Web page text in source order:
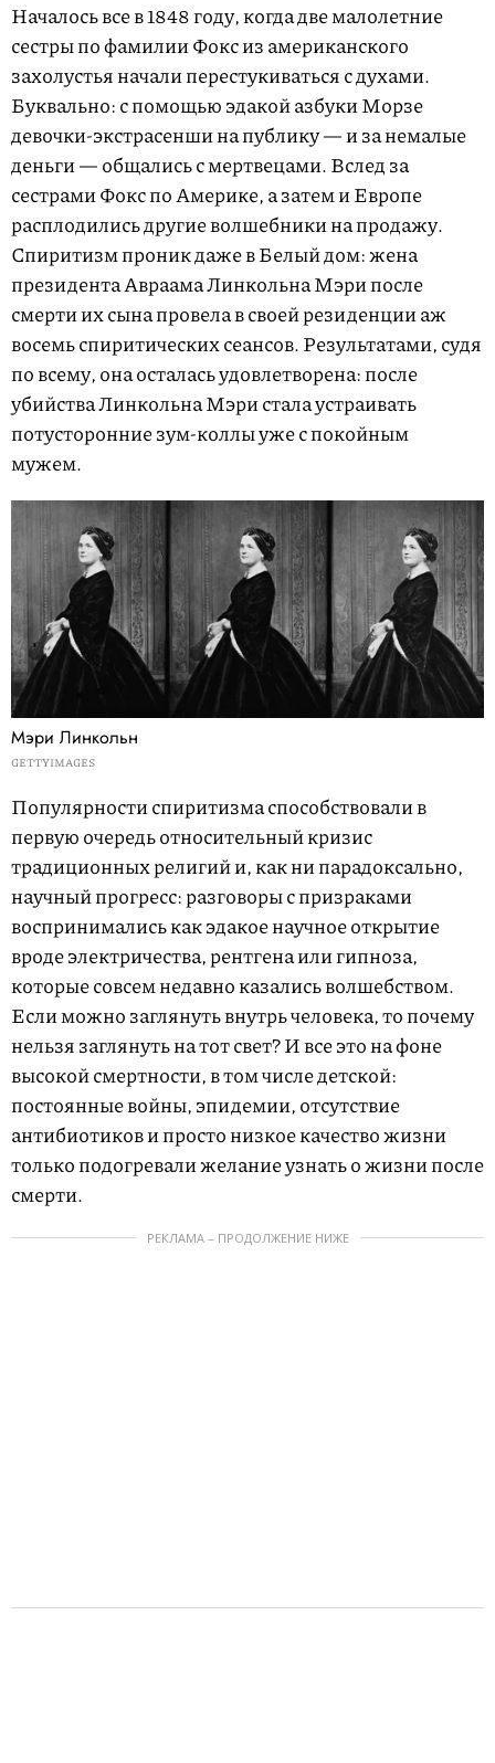
Началось все в 1848 году, когда две малолетние
сестры по фамилии Фокс из американского
захолустья начали перестукиваться с духами.
Буквально: с помощью эдакой азбуки Морзе
девочки-экстрасенши на публику — и за немалые
деньги — общались с мертвецами. Вслед за
сестрами Фокс по Америке, а затем и Европе
расплодились другие волшебники на продажу.
Спиритизм проник даже в Белый дом: жена
президента Авраама Линкольна Мэри после
смерти их сына провела в своей резиденции аж
восемь спиритических сеансов. Результатами, судя
по всему, она осталась удовлетворена: после
убийства Линкольна Мэри стала устраивать
потусторонние зум-коллы уже с покойным
мужем.
Мэри Линкольн
GETTYIMAGES
Популярности спиритизма способствовали в
первую очередь относительный кризис
традиционных религий и, как ни парадоксально,
научный прогресс: разговоры с призраками
воспринимались как эдакое научное открытие
вроде электричества, рентгена или гипноза,
которые совсем недавно казались волшебством.
Если можно заглянуть внутрь человека, то почему
нельзя заглянуть на тот свет? И все это на фоне
высокой смертности, в том числе детской:
постоянные войны, эпидемии, отсутствие
антибиотиков и просто низкое качество жизни
только подогревали желание узнать о жизни после
смерти.
РЕКЛАМА – ПРОДОЛЖЕНИЕ НИЖЕ